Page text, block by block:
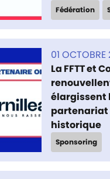
Fédération
01
La FFTT et
élargissent
partenariat
historique
Sponsoring